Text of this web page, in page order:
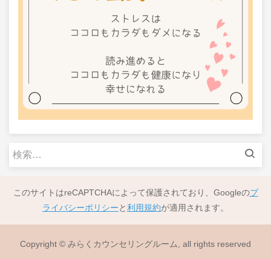
検
このサイトはreCAPTCHAによって保護されており、Googleのプ
ライバシーポリシーと利用規約が適用されます。
Copyright © みらくカウンセリングルーム, all rights reserved